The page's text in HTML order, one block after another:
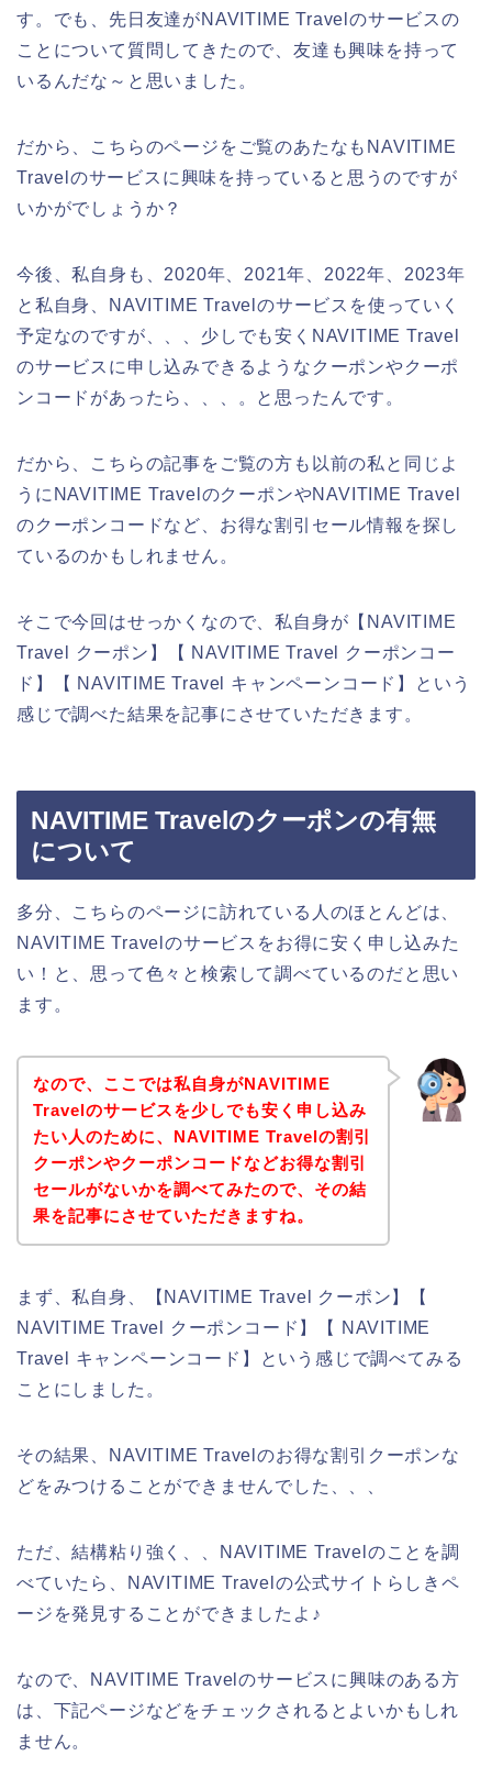
す。でも、先日友達がNAVITIME Travelのサービスの
ことについて質問してきたので、友達も興味を持って
いるんだな～と思いました。
だから、こちらのページをご覧のあたなもNAVITIME
Travelのサービスに興味を持っていると思うのですが
いかがでしょうか？
今後、私自身も、2020年、2021年、2022年、2023年
と私自身、NAVITIME Travelのサービスを使っていく
予定なのですが、、、少しでも安くNAVITIME Travel
のサービスに申し込みできるようなクーポンやクーポ
ンコードがあったら、、、。と思ったんです。
だから、こちらの記事をご覧の方も以前の私と同じよ
うにNAVITIME TravelのクーポンやNAVITIME Travel
のクーポンコードなど、お得な割引セール情報を探し
ているのかもしれません。
そこで今回はせっかくなので、私自身が【NAVITIME
Travel クーポン】【 NAVITIME Travel クーポンコー
ド】【 NAVITIME Travel キャンペーンコード】という
感じで調べた結果を記事にさせていただきます。
NAVITIME Travelのクーポンの有無
について
多分、こちらのページに訪れている人のほとんどは、
NAVITIME Travelのサービスをお得に安く申し込みた
い！と、思って色々と検索して調べているのだと思い
ます。
なので、ここでは私自身がNAVITIME
Travelのサービスを少しでも安く申し込み
たい人のために、NAVITIME Travelの割引
クーポンやクーポンコードなどお得な割引
セールがないかを調べてみたので、その結
果を記事にさせていただきますね。
まず、私自身、【NAVITIME Travel クーポン】【
NAVITIME Travel クーポンコード】【 NAVITIME
Travel キャンペーンコード】という感じで調べてみる
ことにしました。
その結果、NAVITIME Travelのお得な割引クーポンな
どをみつけることができませんでした、、、
ただ、結構粘り強く、、NAVITIME Travelのことを調
べていたら、NAVITIME Travelの公式サイトらしきペ
ージを発見することができましたよ♪
なので、NAVITIME Travelのサービスに興味のある方
は、下記ページなどをチェックされるとよいかもしれ
ません。